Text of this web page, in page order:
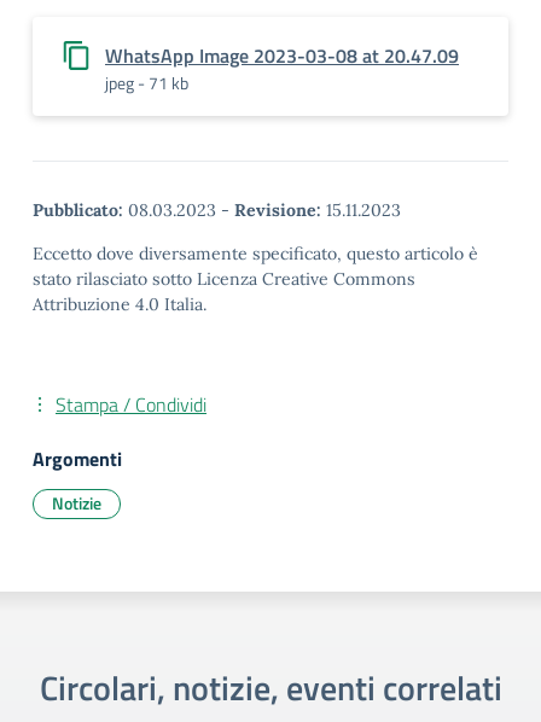
WhatsApp Image 2023-03-08 at 20.47.09
jpeg - 71 kb
Pubblicato: 08.03.2023 - Revisione: 15.11.2023
Eccetto dove diversamente specificato, questo articolo è
stato rilasciato sotto Licenza Creative Commons
Attribuzione 4.0 Italia.
Stampa / Condividi
Argomenti
Notizie
Circolari, notizie, eventi correlati